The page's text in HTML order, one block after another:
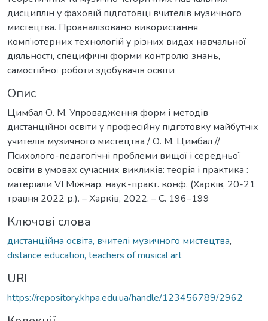
дисциплін у фаховій підготовці вчителів музичного
мистецтва. Проаналізовано використання
комп’ютерних технологій у різних видах навчальної
діяльності, специфічні форми контролю знань,
самостійної роботи здобувачів освіти
Опис
Цимбал О. М. Упровадження форм і методів
дистанційної освіти у професійну підготовку майбутніх
учителів музичного мистецтва / О. М. Цимбал //
Психолого-педагогічні проблеми вищої і середньої
освіти в умовах сучасних викликів: теорія і практика :
матеріали VI Міжнар. наук.-практ. конф. (Харків, 20-21
травня 2022 р.). – Харків, 2022. – С. 196–199
Ключові слова
дистанційна освіта, вчителі музичного мистецтва,
distance education, teachers of musical art
URI
https://repository.khpa.edu.ua/handle/123456789/2962